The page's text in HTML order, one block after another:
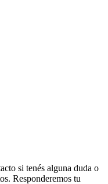
si tenés alguna duda o
Responderemos tu